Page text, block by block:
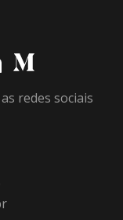
redes sociais